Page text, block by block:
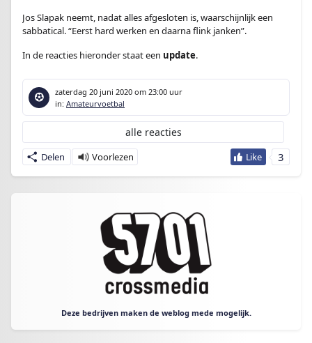
Jos Slapak neemt, nadat alles afgesloten is, waarschijnlijk een
sabbatical. “Eerst hard werken en daarna flink janken”.
In de reacties hieronder staat een update.
zaterdag 20 juni 2020 om 23:00 uur
in: Amateurvoetbal
3
Delen
alle reacties
Deze bedrijven maken de weblog mede mogelijk.